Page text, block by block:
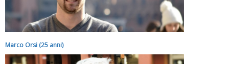
Marco Orsi (25 anni)